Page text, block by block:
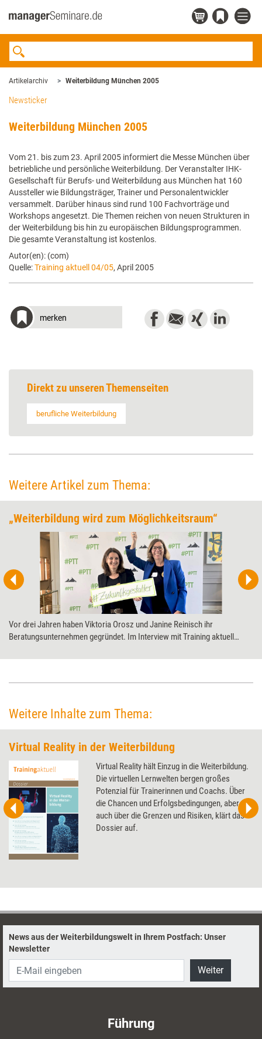
Artikelarchiv Weiterbildung München 2005
Newsticker
Weiterbildung München 2005
Vom 21. bis zum 23. April 2005 informiert die Messe München über
betriebliche und persönliche Weiterbildung. Der Veranstalter IHK-
Gesellschaft für Berufs- und Weiterbildung aus München hat 160
Aussteller wie Bildungsträger, Trainer und Personalentwickler
versammelt. Darüber hinaus sind rund 100 Fachvorträge und
Workshops angesetzt. Die Themen reichen von neuen Strukturen in
der Weiterbildung bis hin zu europäischen Bildungsprogrammen.
Die gesamte Veranstaltung ist kostenlos.
Autor(en): (com)
Quelle:Training aktuell 04/05, April 2005
merken
Direkt zu unseren Themenseiten
berufliche Weiterbildung
Weitere Artikel zum Thema:
„Weiterbildung wird zum Möglichkeitsraum“
Vor drei Jahren haben Viktoria Orosz und Janine Reinisch ihr
Beratungsunternehmen gegründet. Im Interview mit Training aktuell
sowie von ihrer Vorstellung, wie Weiterbildung in zehn Jahren sein
Weitere Inhalte zum Thema:
Virtual Reality in der Weiterbildung
Virtual Reality hält Einzug in die Weiterbildung.
Die virtuellen Lernwelten bergen großes
Potenzial für Trainerinnen und Coachs. Über
die Chancen und Erfolgsbedingungen, aber
auch über die Grenzen und Risiken, klärt das
Dossier auf.
News aus der Weiterbildungswelt in Ihrem Postfach: Unser
Newsletter
Weiter
Führung